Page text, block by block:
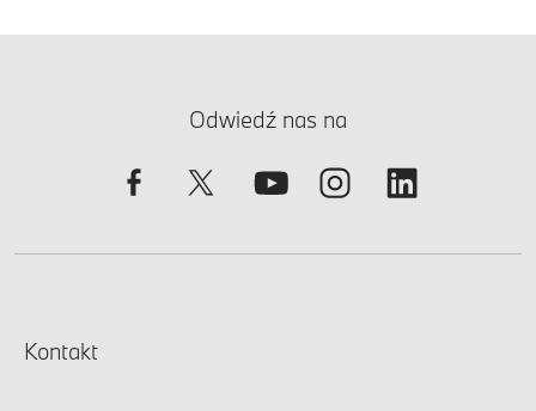
Odwiedź nas na
Kontakt